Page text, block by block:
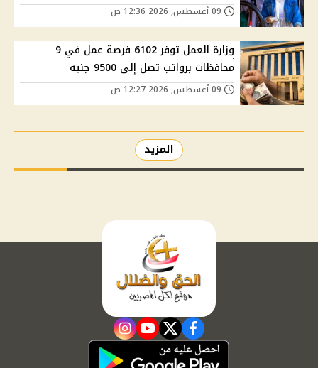
وزارة العمل توفر 6102 فرصة عمل في 9
محافظات برواتب تصل إلى 9500 جنيه
المزيد
facebook
twitter
youtube
instagram